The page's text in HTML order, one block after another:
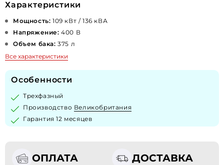
Характеристики
Мощность: 109 кВт / 136 кВА
Напряжение: 400 В
Объем бака: 375 л
Все характеристики
Особенности
Трехфазный
Производство Великобритания
Гарантия 12 месяцев
ОПЛАТА ДОСТАВКА